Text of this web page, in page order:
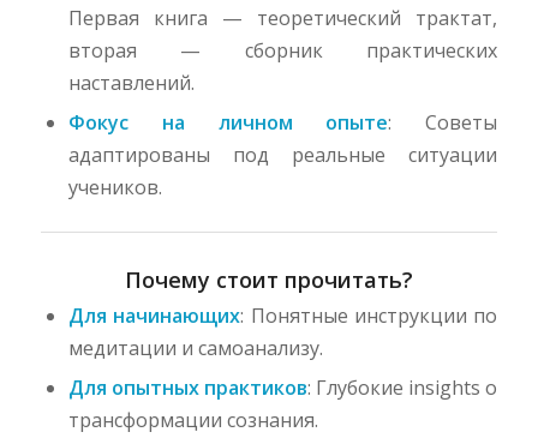
Первая книга — теоретический трактат,
вторая — сборник практических
наставлений.
Фокус на личном опыте: Советы
адаптированы под реальные ситуации
учеников.
Почему стоит прочитать?
Для начинающих: Понятные инструкции по
медитации и самоанализу.
Для опытных практиков: Глубокие insights о
трансформации сознания.